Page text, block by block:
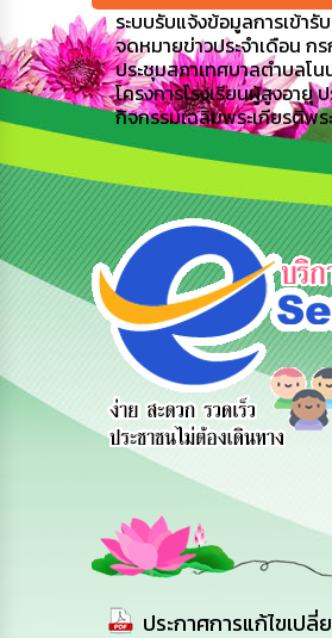
ระบบรับแจ้งข้อมูลการเข้ารั
จดหมายข่าวประจำเดือน ก
ประชุมสภาเทศบาลตำบล
โครงการโรงเรียนผู้สูงอายุ
กิจกรรมเฉลิมพระเกียรติพร
อ
สายด่วนผู้
บริหาร
รับฟังค
คิดเห็
ประชา
ประกาศการแก้ไขเป